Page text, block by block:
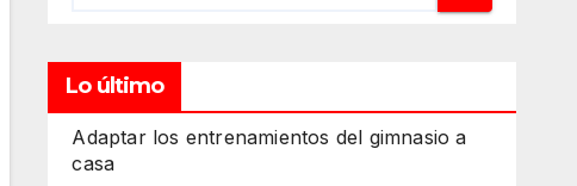
Lo último
Adaptar los entrenamientos del gimnasio a
casa